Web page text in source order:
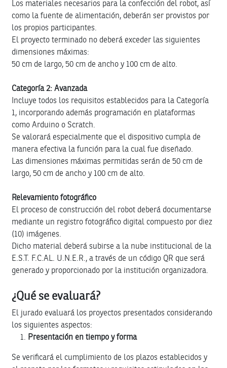
Los materiales necesarios para la confección del robot, así
como la fuente de alimentación, deberán ser provistos por
los propios participantes.
El proyecto terminado no deberá exceder las siguientes
dimensiones máximas:
50 cm de largo, 50 cm de ancho y 100 cm de alto.
Categoría 2: Avanzada
Incluye todos los requisitos establecidos para la Categoría
1, incorporando además programación en plataformas
como Arduino o Scratch.
Se valorará especialmente que el dispositivo cumpla de
manera efectiva la función para la cual fue diseñado.
Las dimensiones máximas permitidas serán de 50 cm de
largo, 50 cm de ancho y 100 cm de alto.
Relevamiento fotográfico
El proceso de construcción del robot deberá documentarse
mediante un registro fotográfico digital compuesto por diez
(10) imágenes.
Dicho material deberá subirse a la nube institucional de la
E.S.T. F.C.AL. U.N.E.R., a través de un código QR que será
generado y proporcionado por la institución organizadora.
¿Qué se evaluará?
El jurado evaluará los proyectos presentados considerando
los siguientes aspectos:
Presentación en tiempo y forma
Se verificará el cumplimiento de los plazos establecidos y